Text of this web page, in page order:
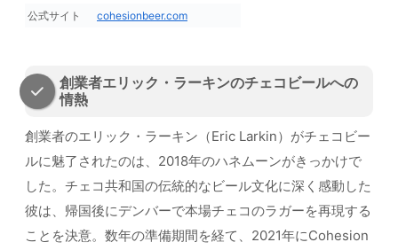
公式サイト
cohesionbeer.com
創業者エリック・ラーキンのチェコビールへの
情熱
創業者のエリック・ラーキン（Eric Larkin）がチェコビー
ルに魅了されたのは、2018年のハネムーンがきっかけで
した。チェコ共和国の伝統的なビール文化に深く感動した
彼は、帰国後にデンバーで本場チェコのラガーを再現する
ことを決意。数年の準備期間を経て、2021年にCohesion